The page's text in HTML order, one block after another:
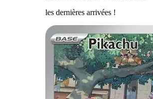
les dernières arrivées !